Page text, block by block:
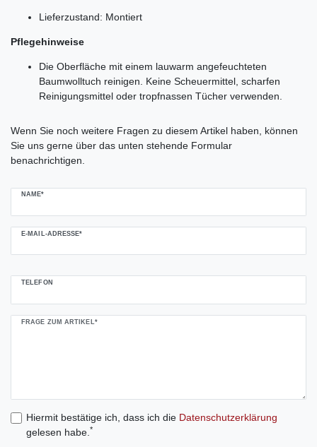
Lieferzustand: Montiert
Pflegehinweise
Die Oberfläche mit einem lauwarm angefeuchteten
Baumwolltuch reinigen. Keine Scheuermittel, scharfen
Reinigungsmittel oder tropfnassen Tücher verwenden.
Wenn Sie noch weitere Fragen zu diesem Artikel haben, können
Sie uns gerne über das unten stehende Formular
benachrichtigen.
NAME*
E-MAIL-ADRESSE*
TELEFON
FRAGE ZUM ARTIKEL*
Hiermit bestätige ich, dass ich die Daten­schutz­erklärung
gelesen habe. *